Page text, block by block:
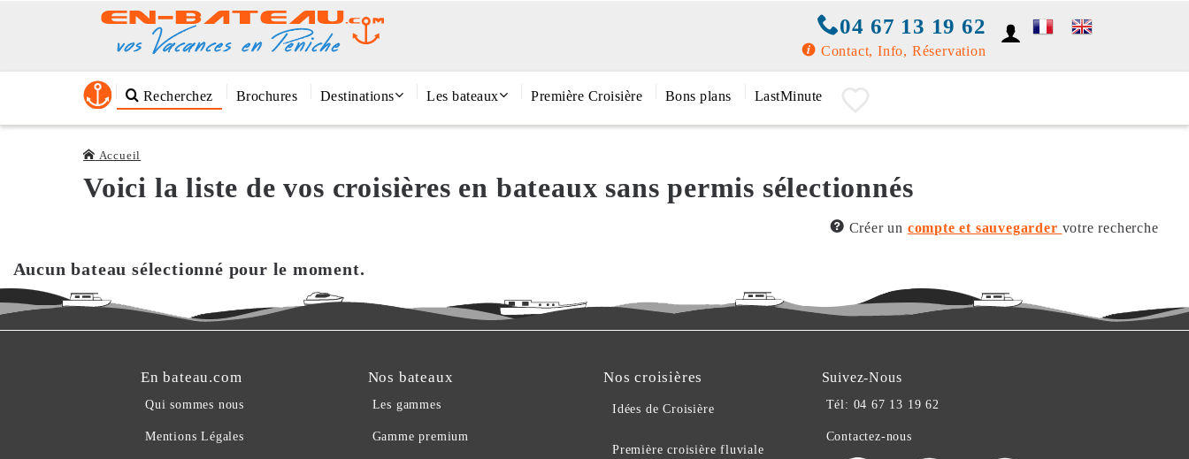
04 67 13 19 62
Contact, Info, Réservation
Recherchez Brochures Destinations Les bateaux Première Croisière Bons plans LastMinute
Accueil
Voici la liste de vos croisières en bateaux sans permis sélectionnés
Créer un compte et sauvegarder votre recherche
Aucun bateau sélectionné pour le moment.
En bateau.com
Qui sommes nous
Mentions Légales
Nos bateaux
Les gammes
Gamme premium
Nos croisières
Idées de Croisière
Première croisière fluviale
Suivez-Nous
Tél: 04 67 13 19 62
Contactez-nous